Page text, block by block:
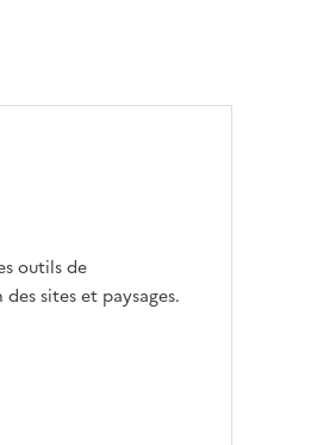
outils de
sites et paysages.